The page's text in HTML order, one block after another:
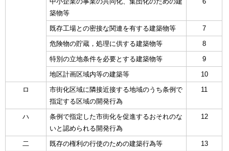
築物等
既存工場との密接な関連を有する建築物等
7
危険物の貯蔵，処理に供する建築物等
8
特別の立地条件を必要とする建築物等
9
地区計画区域内等の建築等
10
ロ
市街化区域に隣接近接する地域のうち条例で
指定する区域の開発行為
11
ハ
条例で指定した市街化を促進するおそれのな
いと認められる開発行為
12
二 既存の権利の行使のための建築行為等
13